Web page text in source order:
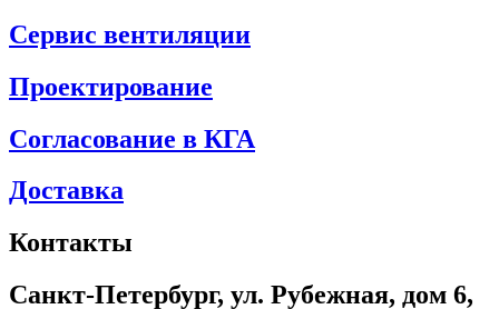
Сервис вентиляции
Проектирование
Согласование в КГА
Доставка
Контакты
Санкт-Петербург, ул. Рубежная, дом 6,